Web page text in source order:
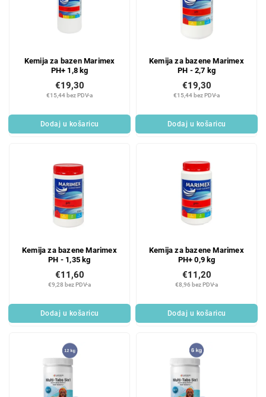
Kemija za bazen Marimex
PH+ 1,8 kg
€15,44 bez PDV-a
€19,30
Dodaj u košaricu
Kemija za bazene Marimex
PH - 2,7 kg
€15,44 bez PDV-a
€19,30
Dodaj u košaricu
Kemija za bazene Marimex
PH - 1,35 kg
€9,28 bez PDV-a
€11,60
Dodaj u košaricu
Kemija za bazene Marimex
PH+ 0,9 kg
€8,96 bez PDV-a
€11,20
Dodaj u košaricu